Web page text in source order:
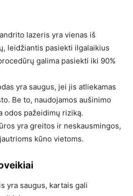
lazeris yra vienas iš
leidžiantis pasiekti ilgalaikius
galima pasiekti iki 90%
yra saugus, jei jis atliekamas
Be to, naudojamos aušinimo
odos pažeidimų riziką.
yra greitos ir neskausmingos,
kūno vietoms.
yra saugus, kartais gali